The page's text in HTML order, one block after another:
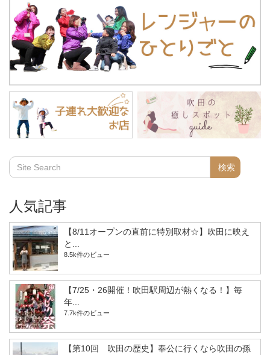
人気記事
【8/11オープンの直前に特別取材☆】吹田に映え
と...
8.5k件のビュー
【7/25・26開催！吹田駅周辺が熱くなる！】毎
年...
7.7k件のビュー
【第10回 吹田の歴史】奉公に行くなら吹田の孫